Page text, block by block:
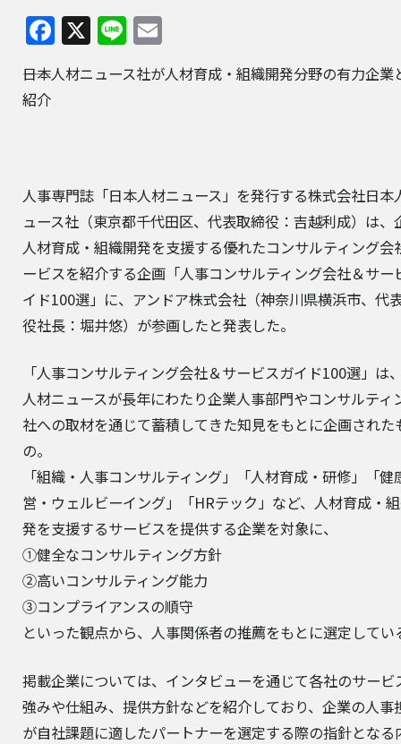
Facebook
X Line
――日本人材ニュース社が人材育成・組織開発分野の有力企業
紹介
人事専門誌「日本人材ニュース」を発行する株式会社日本
ュース社（東京都千代田区、代表取締役：吉越利成）は、
人材育成・組織開発を支援する優れたコンサルティング会
ービスを紹介する企画「人事コンサルティング会社＆サー
イド100選」に、アンドア株式会社（神奈川県横浜市、代
役社長：堀井悠）が参画したと発表した。
「人事コンサルティング会社＆サービスガイド100選」は
人材ニュースが長年にわたり企業人事部門やコンサルティ
社への取材を通じて蓄積してきた知見をもとに企画された
の。
「組織・人事コンサルティング」「人材育成・研修」「健
営・ウェルビーイング」「HRテック」など、人材育成・
発を支援するサービスを提供する企業を対象に、
①健全なコンサルティング方針
②高いコンサルティング能力
③コンプライアンスの順守
といった観点から、人事関係者の推薦をもとに選定してい
掲載企業については、インタビューを通じて各社のサービ
強みや仕組み、提供方針などを紹介しており、企業の人事
が自社課題に適したパートナーを選定する際の指針となる